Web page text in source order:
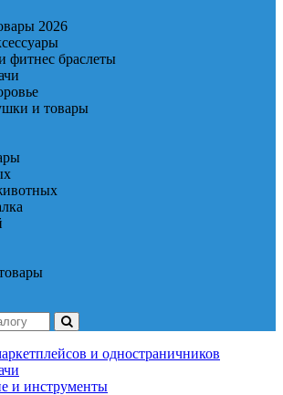
2026
фитнес браслеты
и товары
и одностраничников
и инструменты